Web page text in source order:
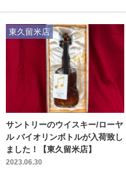
サントリーのウイスキー/ローヤ
ル バイオリンボトルが入荷致し
ました！【東久留米店】
2023.06.30
東久留米店